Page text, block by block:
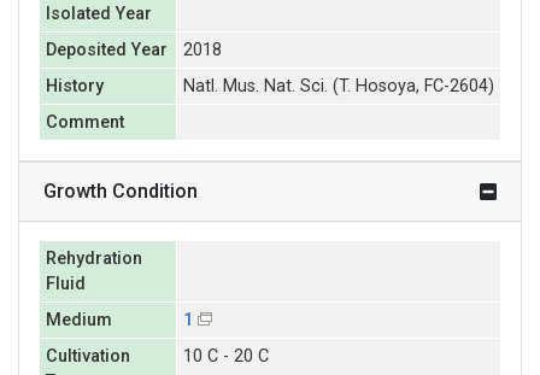
Isolated Year
Deposited Year
2018
History
Natl. Mus. Nat. Sci. (T. Hosoya, FC-2604)
Comment
Growth Condition
Rehydration
Fluid
Medium
1
Cultivation
10 C - 20 C